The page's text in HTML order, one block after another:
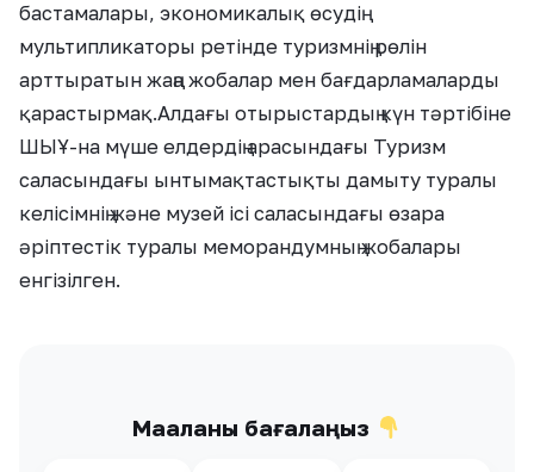
бастамалары, экономикалық өсудің
мультипликаторы ретінде туризмнің рөлін
арттыратын жаңа жобалар мен бағдарламаларды
қарастырмақ.Алдағы отырыстардың күн тәртібіне
ШЫҰ-на мүше елдердің арасындағы Туризм
саласындағы ынтымақтастықты дамыту туралы
келісімнің және музей ісі саласындағы өзара
әріптестік туралы меморандумның жобалары
енгізілген.
Мақаланы бағалаңыз